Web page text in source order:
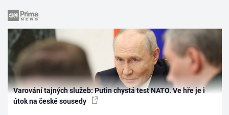
Varování tajných služeb: Putin chystá test NATO. Ve hře je i
útok na české sousedy